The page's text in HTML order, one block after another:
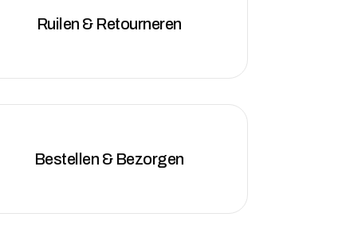
Ruilen & Retourneren
Bestellen & Bezorgen